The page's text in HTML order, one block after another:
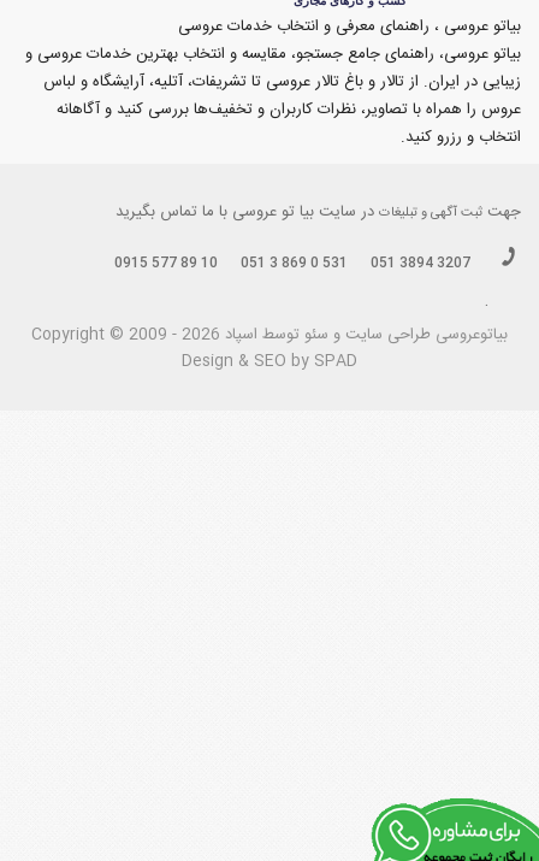
بیاتو عروسی ، راهنمای معرفی و انتخاب خدمات عروسی
بیاتو عروسی، راهنمای جامع جستجو، مقایسه و انتخاب بهترین خدمات عروسی و
زیبایی در ایران. از تالار و باغ تالار عروسی تا تشریفات، آتلیه، آرایشگاه و لباس
عروس را همراه با تصاویر، نظرات کاربران و تخفیف‌ها بررسی کنید و آگاهانه
انتخاب و رزرو کنید.
جهت ثبت آگهی و تبلیغات در سایت بیا تو عروسی با ما تماس بگیرید
051 3894 3207
051 3 869 0 531
0915 577 89 10
.
بیاتوعروسی Copyright © 2009 - 2026 طراحی سايت و سئو توسط اسپاد
Design & SEO by SPAD